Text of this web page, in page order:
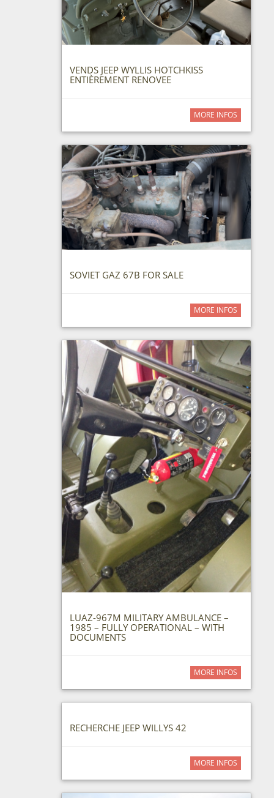
VENDS JEEP WYLLIS HOTCHKISS
ENTIÈREMENT RENOVEE
MORE INFOS
SOVIET GAZ 67B FOR SALE
MORE INFOS
LUAZ-967M MILITARY AMBULANCE –
1985 – FULLY OPERATIONAL – WITH
DOCUMENTS
MORE INFOS
RECHERCHE JEEP WILLYS 42
MORE INFOS